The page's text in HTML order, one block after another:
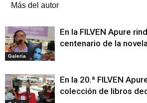
Más del autor
Galeria
En la FILVEN Apure
centenario de la
En la 20.ª FILVEN
colección de libros